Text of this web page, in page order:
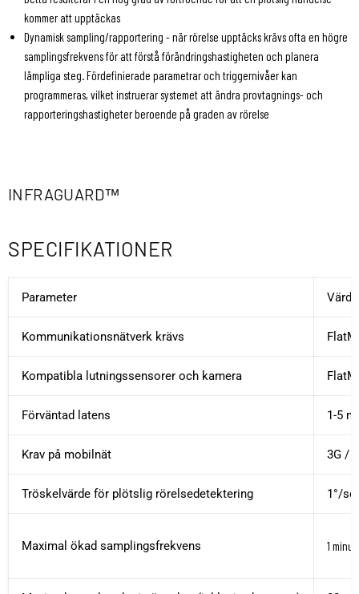
kommer att upptäckas
Dynamisk sampling/rapportering - när rörelse upptäcks krävs ofta en högre
samplingsfrekvens för att förstå förändringshastigheten och planera
lämpliga steg. Fördefinierade parametrar och triggernivåer kan
programmeras, vilket instruerar systemet att ändra provtagnings- och
rapporteringshastigheter beroende på graden av rörelse
INFRAGUARD™
SPECIFIKATIONER
Parameter Värde
Kommunikationsnätverk krävs
Kompatibla lutningssensorer och kamera
Förväntad latens 1-5
Krav på mobilnät 3G /
Tröskelvärde för plötslig rörelsedetektering 1°/
Maximal ökad samplingsfrekvens 1